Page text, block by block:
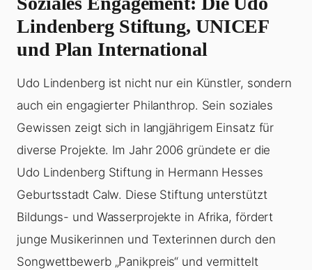
Lindenberg Stiftung, UNICEF
und Plan International
Udo Lindenberg ist nicht nur ein Künstler, sondern
auch ein engagierter Philanthrop. Sein soziales
Gewissen zeigt sich in langjährigem Einsatz für
diverse Projekte. Im Jahr 2006 gründete er die
Udo Lindenberg Stiftung in Hermann Hesses
Geburtsstadt Calw. Diese Stiftung unterstützt
Bildungs- und Wasserprojekte in Afrika, fördert
junge Musikerinnen und Texterinnen durch den
Songwettbewerb „Panikpreis“ und vermittelt